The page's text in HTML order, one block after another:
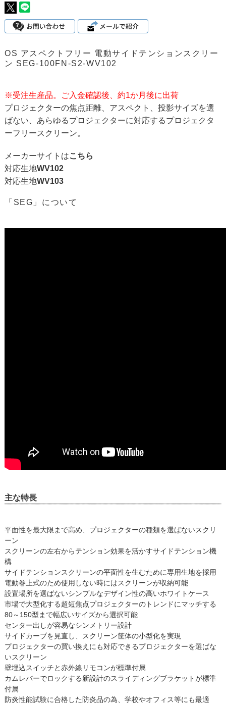
OS アスペクトフリー 電動サイドテンションスクリー
ン SEG-100FN-S2-WV102
※受注生産品。ご入金確認後、約1か月後に出荷
プロジェクターの焦点距離、アスペクト、投影サイズを選
ばない、あらゆるプロジェクターに対応するプロジェクタ
ーフリースクリーン。
メーカーサイトはこちら
対応生地WV102
対応生地WV103
「SEG」について
主な特長
平面性を最大限まで高め、プロジェクターの種類を選ばないスクリ
ーン
スクリーンの左右からテンション効果を活かすサイドテンション機
構
サイドテンションスクリーンの平面性を生むために専用生地を採用
電動巻上式のため使用しない時にはスクリーンが収納可能
設置場所を選ばないシンプルなデザイン性の高いホワイトケース
市場で大型化する超短焦点プロジェクターのトレンドにマッチする
80～150型まで幅広いサイズから選択可能
センター出しが容易なシンメトリー設計
サイドカーブを見直し、スクリーン筐体の小型化を実現
プロジェクターの買い換えにも対応できるプロジェクターを選ばな
いスクリーン
壁埋込スイッチと赤外線リモコンが標準付属
カムレバーでロックする新設計のスライディングブラケットが標準
付属
防炎性能試験に合格した防炎品の為、学校やオフィス等にも最適